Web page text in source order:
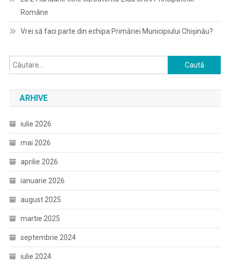
Române
Vrei să faci parte din echipa Primăriei Municipiului Chișinău?
Caută
după:
ARHIVE
iulie 2026
mai 2026
aprilie 2026
ianuarie 2026
august 2025
martie 2025
septembrie 2024
iulie 2024